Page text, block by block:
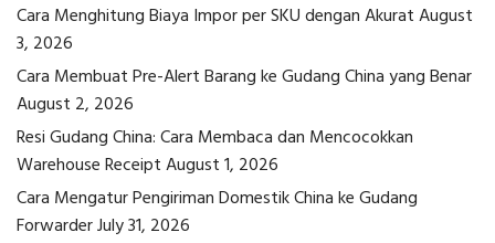
Cara Menghitung Biaya Impor per SKU dengan AkuratAugust
3, 2026
Cara Membuat Pre-Alert Barang ke Gudang China yang Benar
August 2, 2026
Resi Gudang China: Cara Membaca dan Mencocokkan
Warehouse ReceiptAugust 1, 2026
Cara Mengatur Pengiriman Domestik China ke Gudang
ForwarderJuly 31, 2026